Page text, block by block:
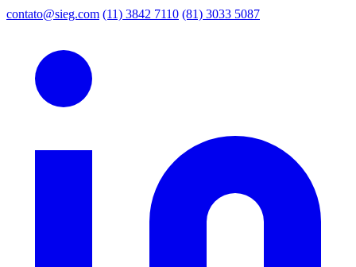
contato@sieg.com (11) 3842 7110 (81) 3033 5087